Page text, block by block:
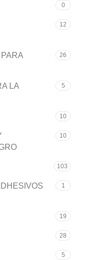
0
12
26
LA
5
10
10
103
1
19
28
5